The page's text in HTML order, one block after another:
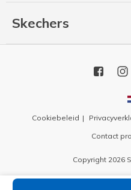
Skechers
Cookiebeleid
Contact
Copyright 2026